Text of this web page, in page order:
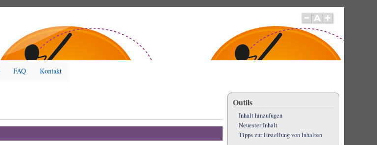
FAQ Kontakt
Outils
Inhalt hinzufügen
Neuester Inhalt
Tipps zur Erstellung von Inhalten